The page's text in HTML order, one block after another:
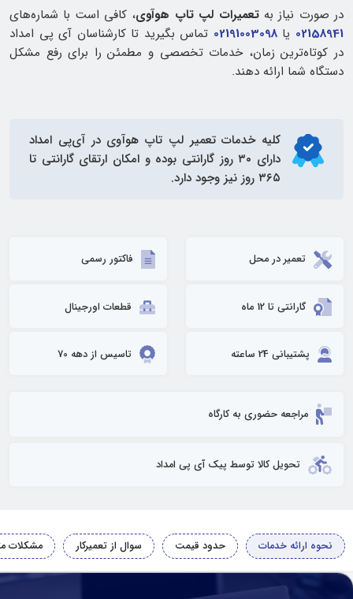
در صورت نیاز به تعمیرات لپ تاپ هوآوی، کافی است با شماره‌های
02158941 یا02191003098 تماس بگیرید تا کارشناسان آی‌ پی امداد
در کوتاه‌ترین زمان، خدمات تخصصی و مطمئن را برای رفع مشکل
دستگاه شما ارائه دهند.
کلیه خدماتتعمیر لپ تاپ هوآوی در آی‌پی امداد
دارای ۳۰ روز گارانتی بوده و امکان ارتقای گارانتی تا
۳۶۵ روز نیز وجود دارد.
تعمیر در محل فاکتور رسمی
گارانتی تا 12 ماه قطعات اورجینال
پشتیبانی 24 ساعته تاسیس از دهه 70
مراجعه حضوری به کارگاه
تحویل کالا توسط پیک آی پی امداد
نحوه ارائه خدمات حدود قیمت سوال از تعمیرکار مشکلات